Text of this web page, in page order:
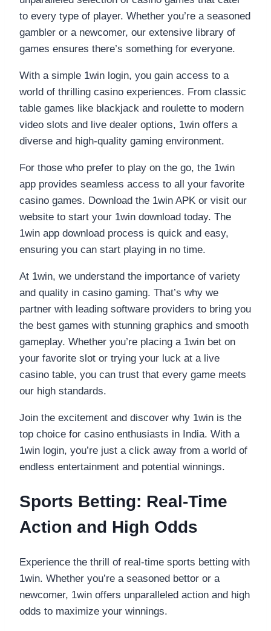
to every type of player. Whether you’re a seasoned
gambler or a newcomer, our extensive library of
games ensures there’s something for everyone.
With a simple 1win login, you gain access to a
world of thrilling casino experiences. From classic
table games like blackjack and roulette to modern
video slots and live dealer options, 1win offers a
diverse and high-quality gaming environment.
For those who prefer to play on the go, the 1win
app provides seamless access to all your favorite
casino games. Download the 1win APK or visit our
website to start your 1win download today. The
1win app download process is quick and easy,
ensuring you can start playing in no time.
At 1win, we understand the importance of variety
and quality in casino gaming. That’s why we
partner with leading software providers to bring you
the best games with stunning graphics and smooth
gameplay. Whether you’re placing a 1win bet on
your favorite slot or trying your luck at a live
casino table, you can trust that every game meets
our high standards.
Join the excitement and discover why 1win is the
top choice for casino enthusiasts in India. With a
1win login, you’re just a click away from a world of
endless entertainment and potential winnings.
Sports Betting: Real-Time
Action and High Odds
Experience the thrill of real-time sports betting with
1win. Whether you’re a seasoned bettor or a
newcomer, 1win offers unparalleled action and high
odds to maximize your winnings.